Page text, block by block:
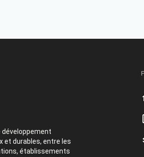
développement
et durables, entre les
établissements